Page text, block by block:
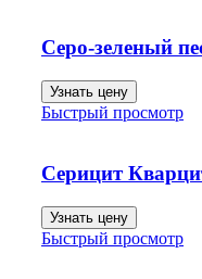
Серо-зеленый
Узнать цену
Быстрый просмотр
Серицит
Узнать цену
Быстрый просмотр